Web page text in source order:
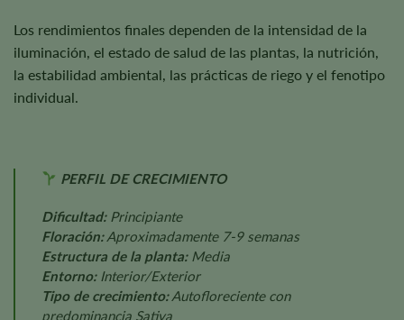
Los rendimientos finales dependen de la intensidad de la
iluminación, el estado de salud de las plantas, la nutrición,
la estabilidad ambiental, las prácticas de riego y el fenotipo
individual.
PERFIL DE CRECIMIENTO
Dificultad:Principiante
Floración:Aproximadamente 7-9 semanas
Estructura de la planta:Media
Entorno:Interior/Exterior
Tipo de crecimiento:Autofloreciente con
predominancia Sativa